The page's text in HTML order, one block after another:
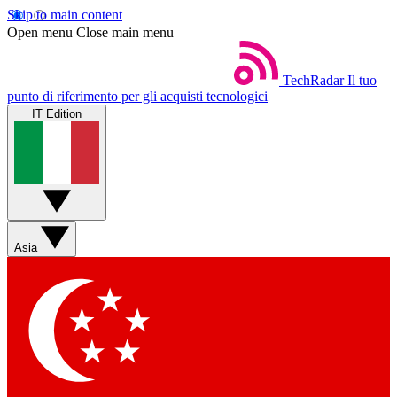
Skip to main content
Open menu Close main menu
TechRadar Il tuo
punto di riferimento per gli acquisti tecnologici
IT Edition
Asia